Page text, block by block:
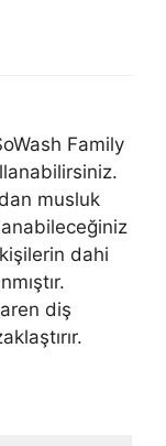
Family
musluk
dahi
diş